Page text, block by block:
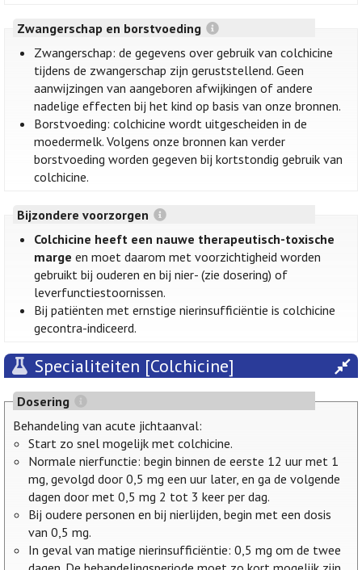
Zwangerschap en borstvoeding
Zwangerschap: de gegevens over gebruik van colchicine
tijdens de zwangerschap zijn geruststellend. Geen
aanwijzingen van aangeboren afwijkingen of andere
nadelige effecten bij het kind op basis van onze bronnen.
Borstvoeding: colchicine wordt uitgescheiden in de
moedermelk. Volgens onze bronnen kan verder
borstvoeding worden gegeven bij kortstondig gebruik van
colchicine.
Bijzondere voorzorgen
Colchicine heeft een nauwe therapeutisch-toxische
marge en moet daarom met voorzichtigheid worden
gebruikt bij ouderen en bij nier- (zie dosering) of
leverfunctiestoornissen.
Bij patiënten met ernstige nierinsufficiëntie is colchicine
gecontra-indiceerd.
Specialiteiten [Colchicine]
Dosering
Behandeling van acute jichtaanval:
Start zo snel mogelijk met colchicine.
Normale nierfunctie: begin binnen de eerste 12 uur met 1
mg, gevolgd door 0,5 mg een uur later, en ga de volgende
dagen door met 0,5 mg 2 tot 3 keer per dag.
Bij oudere personen en bij nierlijden, begin met een dosis
van 0,5 mg.
In geval van matige nierinsufficiëntie: 0,5 mg om de twee